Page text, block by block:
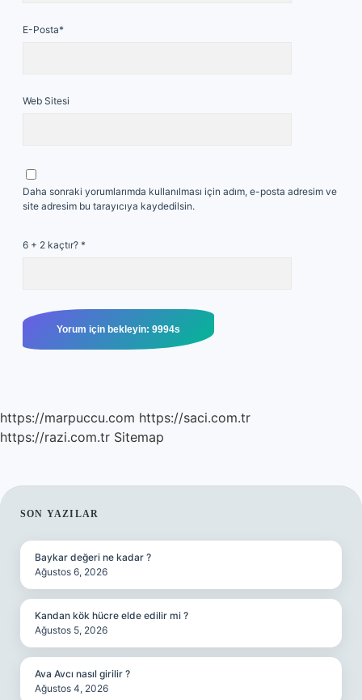
E-Posta*
Web Sitesi
Daha sonraki yorumlarımda kullanılması için adım, e-posta adresim ve
site adresim bu tarayıcıya kaydedilsin.
6 + 2 kaçtır? *
https://marpuccu.com https://saci.com.tr
https://razi.com.tr Sitemap
SIDEBAR
SON YAZILAR
Baykar değeri ne kadar ?
Ağustos 6, 2026
Kandan kök hücre elde edilir mi ?
Ağustos 5, 2026
Ava Avcı nasıl girilir ?
Ağustos 4, 2026